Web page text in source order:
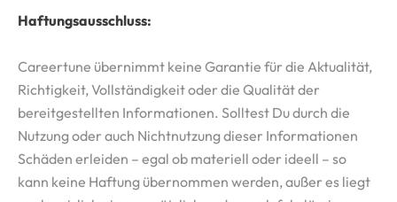
Haftungsausschluss:
Careertune übernimmt keine Garantie für die Aktualität,
Richtigkeit, Vollständigkeit oder die Qualität der
bereitgestellten Informationen. Solltest Du durch die
Nutzung oder auch Nichtnutzung dieser Informationen
Schäden erleiden – egal ob materiell oder ideell – so
kann keine Haftung übernommen werden, außer es liegt